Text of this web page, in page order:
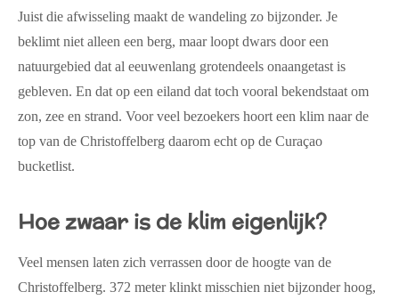
Juist die afwisseling maakt de wandeling zo bijzonder. Je
beklimt niet alleen een berg, maar loopt dwars door een
natuurgebied dat al eeuwenlang grotendeels onaangetast is
gebleven. En dat op een eiland dat toch vooral bekendstaat om
zon, zee en strand. Voor veel bezoekers hoort een klim naar de
top van de Christoffelberg daarom echt op de Curaçao
bucketlist.
Hoe zwaar is de klim eigenlijk?
Veel mensen laten zich verrassen door de hoogte van de
Christoffelberg. 372 meter klinkt misschien niet bijzonder hoog,